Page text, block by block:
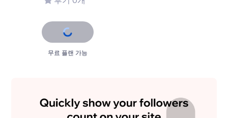
무료 플랜 가능